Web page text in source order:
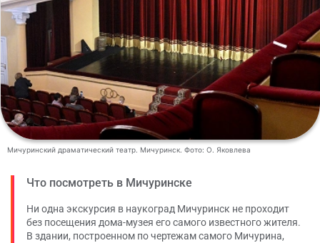
Мичуринский драматический театр. Мичуринск. Фото: О. Яковлева
Что посмотреть в Мичуринске
Ни одна экскурсия в наукоград Мичуринск не проходит
без посещения дома-музея его самого известного жителя.
В здании, построенном по чертежам самого Мичурина,